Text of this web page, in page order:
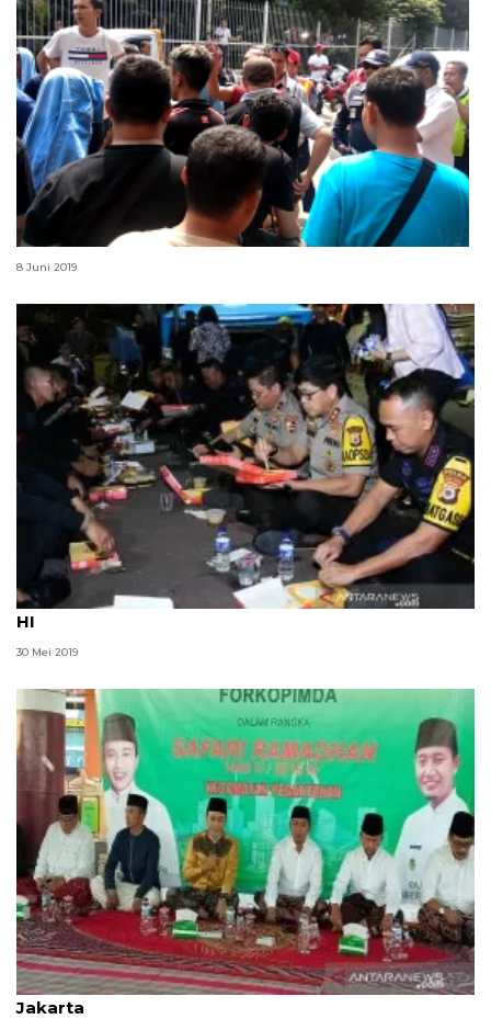
Ratusan penumpang KMP Mutiara Persada II demo
8 Juni 2019
Kapolda buka puasa bersama Brimob di Bundaran
HI
30 Mei 2019
Bupati imbau warga Pamekasan tak ikut demo di
Jakarta